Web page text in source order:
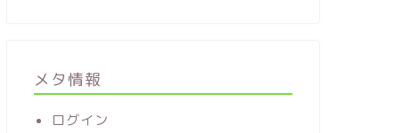
メタ情報
ログイン